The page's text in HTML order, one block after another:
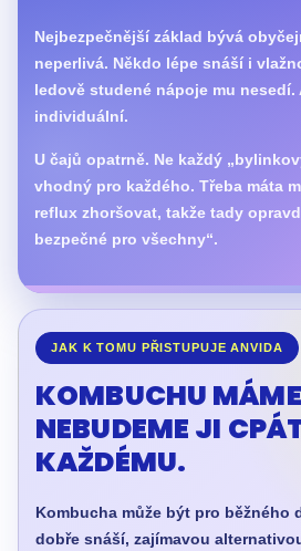
Nejbezpečnější základ bývá
neperlivá. Někdo lépe snáší i
ledově studené nápoje mu nesedí.
individuální.
U čajů opatrně. Ne každý
vhodný pro každého. Třeba máta
reflux zhoršovat, takže tady
bezpečné pro všechny“.
JAK K TOMU PŘISTUPUJE ANVIDA
KOMBUCHU
NEBUDEME JI
KAŽDÉMU.
Kombucha může být pro běžného
dobře snáší, zajímavou